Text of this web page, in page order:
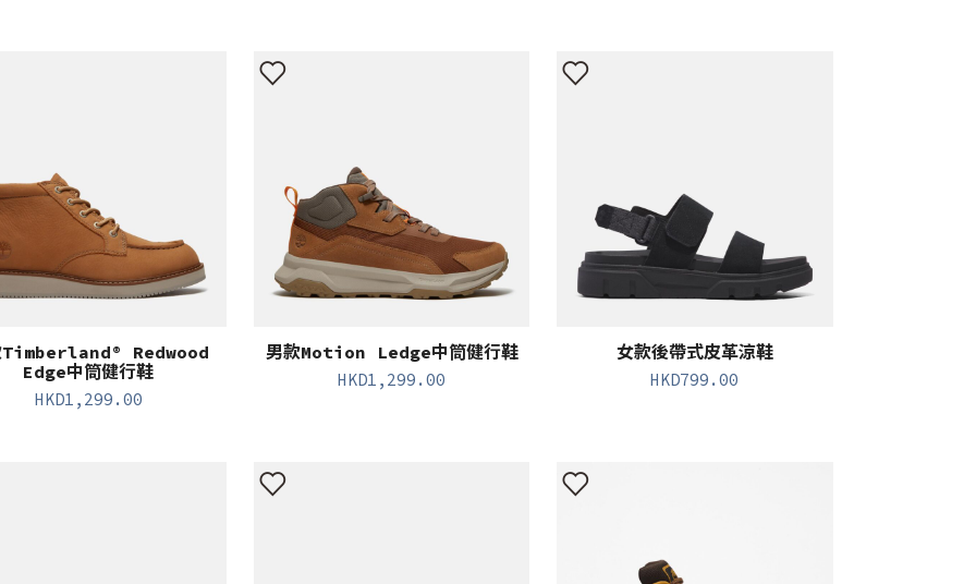
Timberland® Redwood
Edge中筒健行鞋
HKD1,299.00
男款Motion Ledge中筒健行鞋
HKD1,299.00
女款後帶式皮革涼鞋
HKD799.00